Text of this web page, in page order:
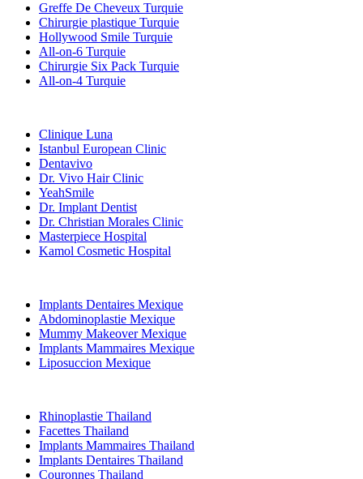
Greffe De Cheveux Turquie
Chirurgie plastique Turquie
Hollywood Smile Turquie
All-on-6 Turquie
Chirurgie Six Pack Turquie
All-on-4 Turquie
Clinique Luna
Istanbul European Clinic
Dentavivo
Dr. Vivo Hair Clinic
YeahSmile
Dr. Implant Dentist
Dr. Christian Morales Clinic
Masterpiece Hospital
Kamol Cosmetic Hospital
Implants Dentaires Mexique
Abdominoplastie Mexique
Mummy Makeover Mexique
Implants Mammaires Mexique
Liposuccion Mexique
Rhinoplastie Thailand
Facettes Thailand
Implants Mammaires Thailand
Implants Dentaires Thailand
Couronnes Thailand